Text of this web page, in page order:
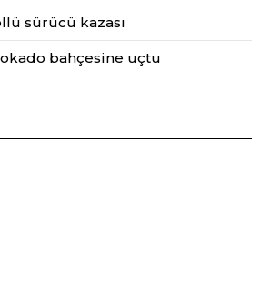
sürücü kazası
bahçesine uçtu